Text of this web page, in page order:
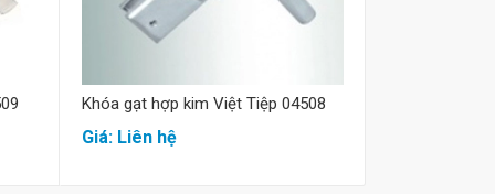
Khóa gạt hợp kim Việt Tiệp 04508
Giá: Liên hệ